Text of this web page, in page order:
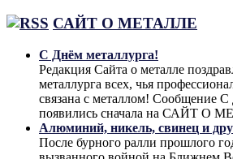
САЙТ О МЕТАЛЛЕ
С Днём металлурга!
Редакция Сайта о металле
металлурга всех, чья
связана с металлом! Сообщение С
появились сначала на САЙТ О
Алюминий, никель, свинец и
После бурного ралли прошлого